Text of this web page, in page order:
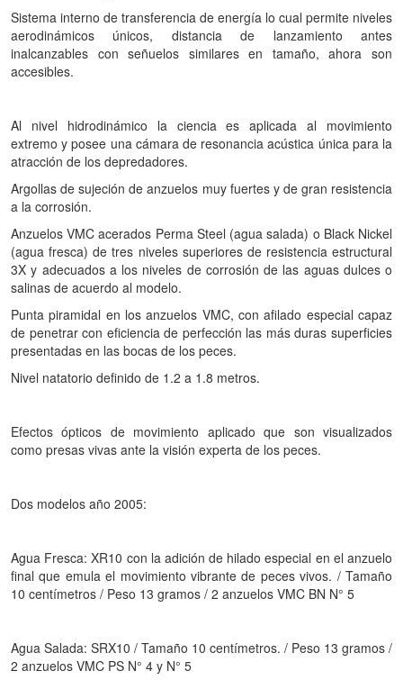
Sistema interno de transferencia de energía lo cual permite niveles
aerodinámicos únicos, distancia de lanzamiento antes
inalcanzables con señuelos similares en tamaño, ahora son
accesibles.
Al nivel hidrodinámico la ciencia es aplicada al movimiento
extremo y posee una cámara de resonancia acústica única para la
atracción de los depredadores.
Argollas de sujeción de anzuelos muy fuertes y de gran resistencia
a la corrosión.
Anzuelos VMC acerados Perma Steel (agua salada) o Black Nickel
(agua fresca) de tres niveles superiores de resistencia estructural
3X y adecuados a los niveles de corrosión de las aguas dulces o
salinas de acuerdo al modelo.
Punta piramidal en los anzuelos VMC, con afilado especial capaz
de penetrar con eficiencia de perfección las más duras superficies
presentadas en las bocas de los peces.
Nivel natatorio definido de 1.2 a 1.8 metros.
Efectos ópticos de movimiento aplicado que son visualizados
como presas vivas ante la visión experta de los peces.
Dos modelos año 2005:
Agua Fresca: XR10 con la adición de hilado especial en el anzuelo
final que emula el movimiento vibrante de peces vivos. / Tamaño
10 centímetros / Peso 13 gramos / 2 anzuelos VMC BN N° 5
Agua Salada: SRX10 / Tamaño 10 centímetros. / Peso 13 gramos /
2 anzuelos VMC PS N° 4 y N° 5